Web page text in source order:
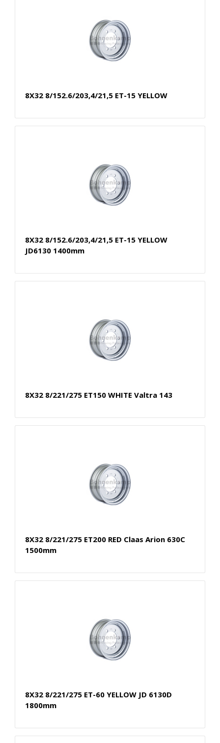
8X32 8/152.6/203,4/21,5 ET-15 YELLOW
8X32 8/152.6/203,4/21,5 ET-15 YELLOW
JD6130 1400mm
8X32 8/221/275 ET150 WHITE Valtra 143
8X32 8/221/275 ET200 RED Claas Arion 630C
1500mm
8X32 8/221/275 ET-60 YELLOW JD 6130D
1800mm